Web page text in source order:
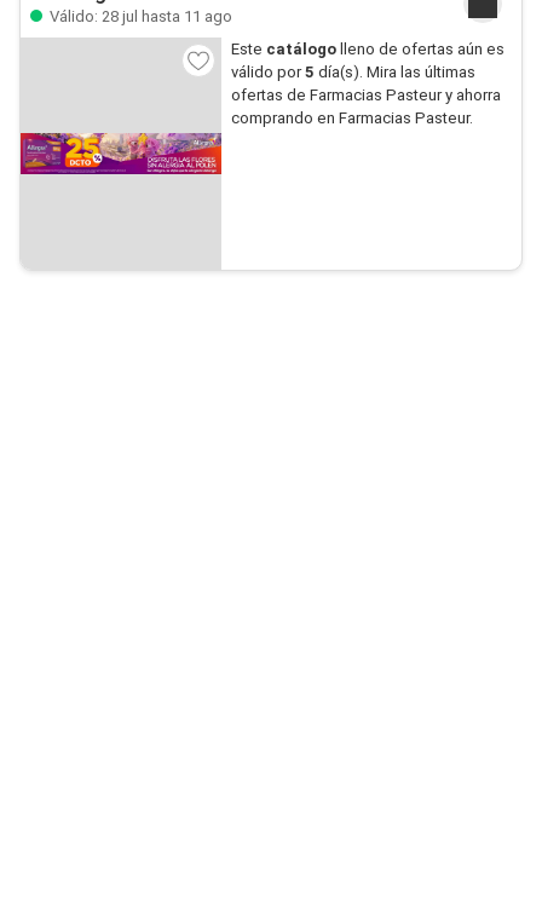
Válido: 28 jul hasta 11 ago
Este catálogolleno de ofertas aún es
válido por5 día(s). Mira las últimas
ofertas de Farmacias Pasteur y ahorra
comprando en Farmacias Pasteur.